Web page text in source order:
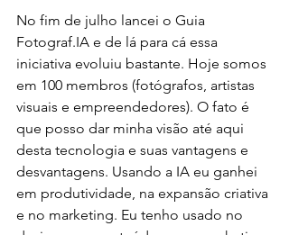
No fim de julho lancei o Guia
Fotograf.IA e de lá para cá essa
iniciativa evoluiu bastante. Hoje somos
em 100 membros (fotógrafos, artistas
visuais e empreendedores). O fato é
que posso dar minha visão até aqui
desta tecnologia e suas vantagens e
desvantagens. Usando a IA eu ganhei
em produtividade, na expansão criativa
e no marketing. Eu tenho usado no